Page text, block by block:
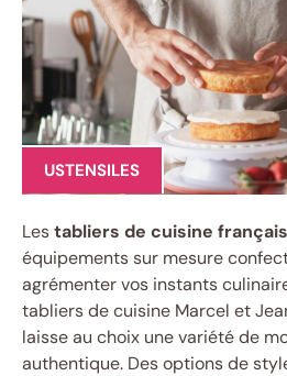
USTENSILES
Lestabliers de cuisine
équipements sur mesure
agrémenter vos instants
tabliers de cuisine Marcel et
laisse au choix une variété de
authentique. Des options de